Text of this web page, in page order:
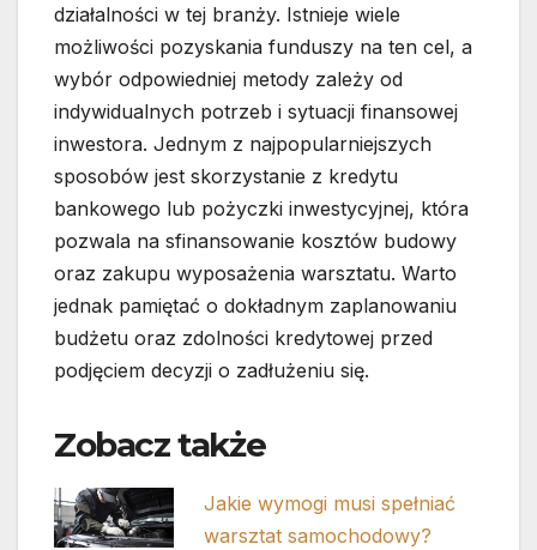
działalności w tej branży. Istnieje wiele
możliwości pozyskania funduszy na ten cel, a
wybór odpowiedniej metody zależy od
indywidualnych potrzeb i sytuacji finansowej
inwestora. Jednym z najpopularniejszych
sposobów jest skorzystanie z kredytu
bankowego lub pożyczki inwestycyjnej, która
pozwala na sfinansowanie kosztów budowy
oraz zakupu wyposażenia warsztatu. Warto
jednak pamiętać o dokładnym zaplanowaniu
budżetu oraz zdolności kredytowej przed
podjęciem decyzji o zadłużeniu się.
Zobacz także
Jakie wymogi musi spełniać
warsztat samochodowy?